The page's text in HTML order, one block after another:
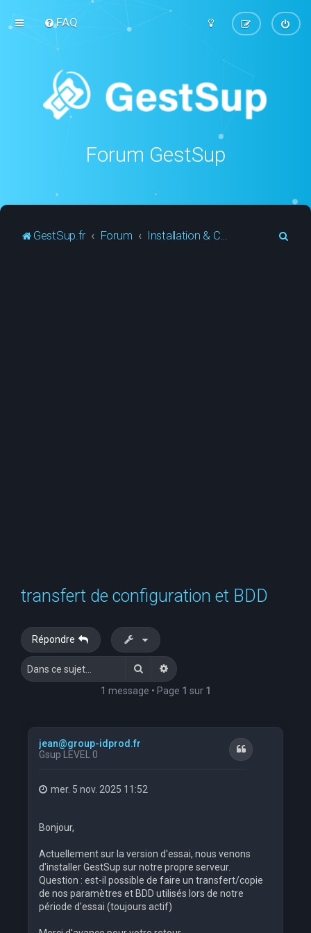
FAQ
Forum GestSup
GestSup.fr Forum Installation & Configuration
transfert de configuration et BDD
Répondre
RechercherRecherche avancée
1 message • Page 1 sur 1
jean@group-idprod.fr
Gsup LEVEL 0
Citation
mer. 5 nov. 2025 11:52
Bonjour,
Actuellement sur la version d'essai, nous venons
d'installer GestSup sur notre propre serveur.
Question : est-il possible de faire un transfert/copie
de nos paramètres et BDD utilisés lors de notre
période d'essai (toujours actif)